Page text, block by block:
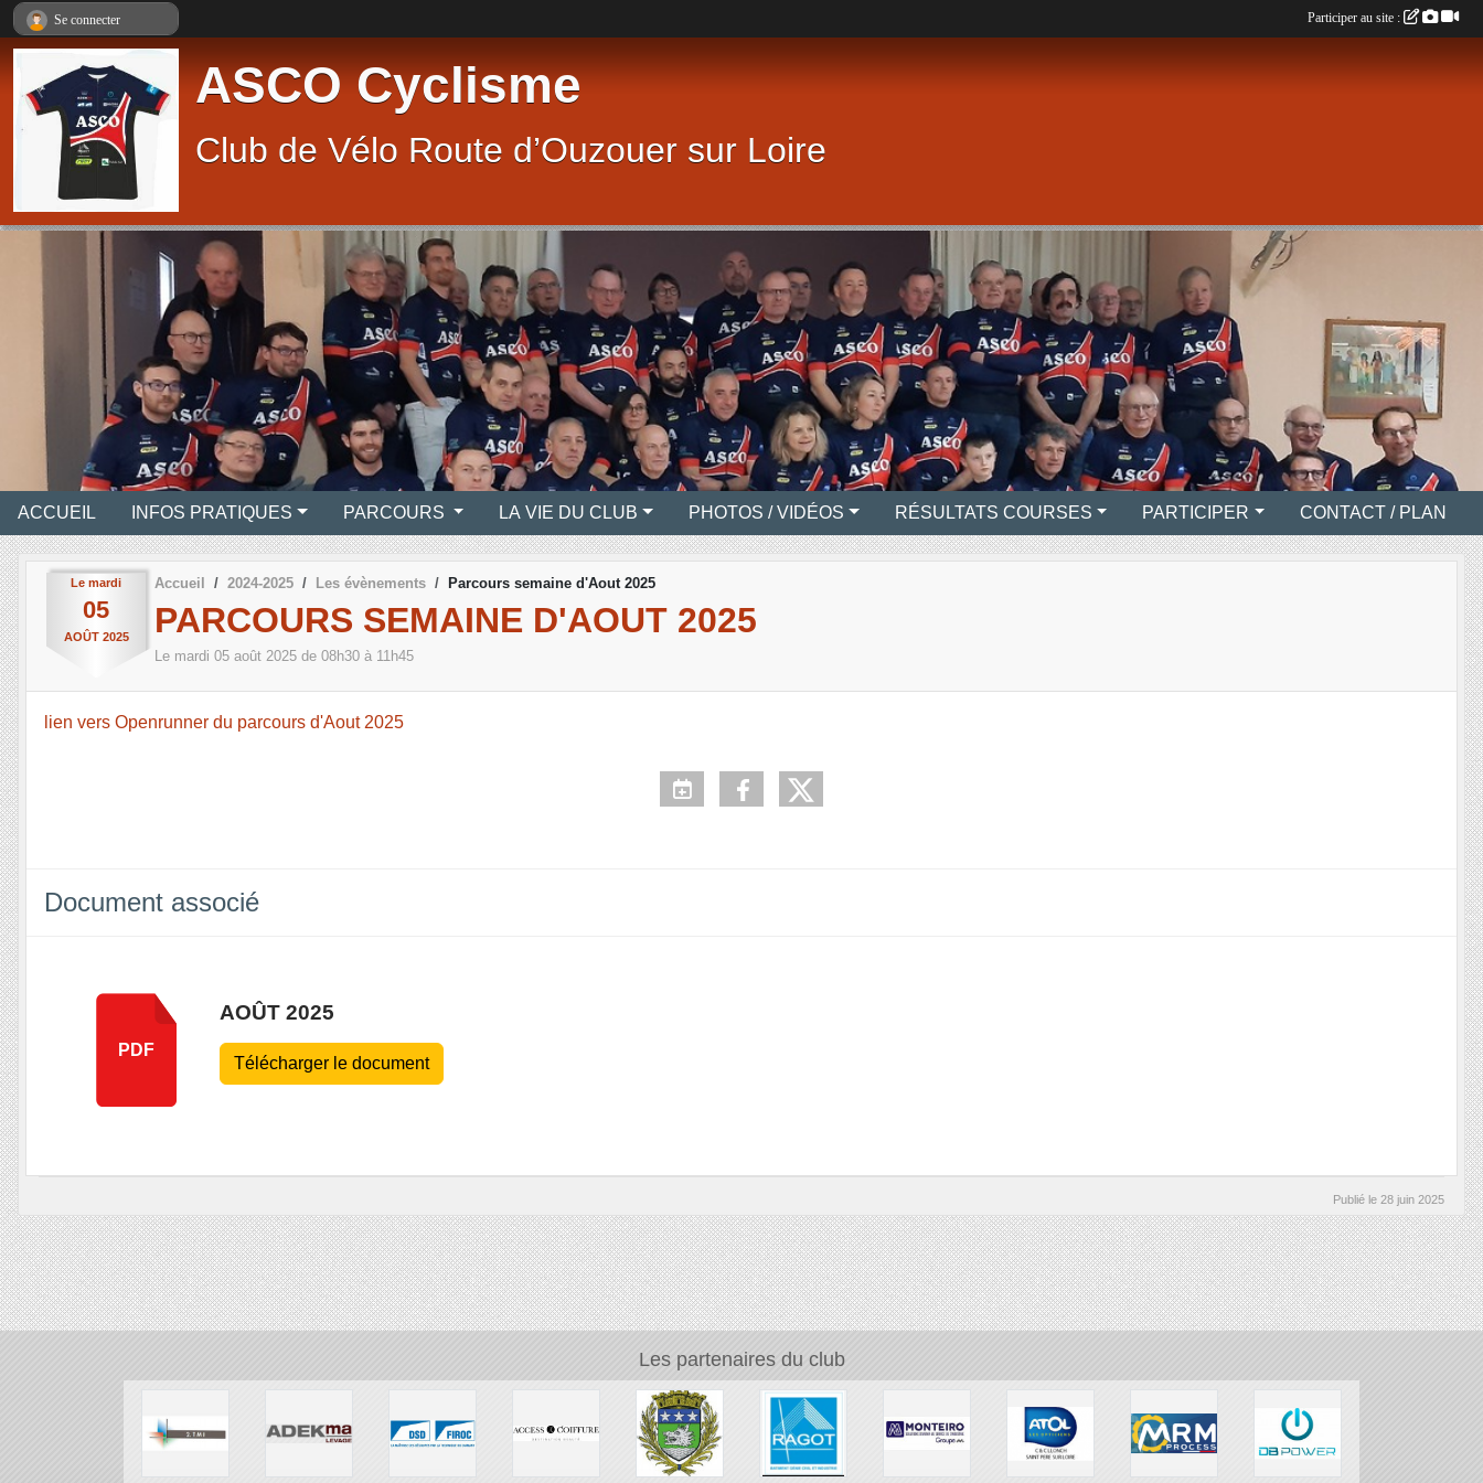
ASCO Cyclisme
Club de Vélo Route d’Ouzouer sur Loire
ACCUEIL INFOS PRATIQUES PARCOURS LA VIE DU CLUB PHOTOS / VIDÉOS RÉSULTATS COURSES PARTICIPER CONTACT / PLAN
Le mardi
05
AOÛT 2025
Accueil 2024-2025 Les évènements Parcours semaine d'Aout 2025
PARCOURS SEMAINE D'AOUT 2025
Le mardi 05 août 2025 de 08h30 à 11h45
lien vers Openrunner du parcours d'Aout 2025
Document associé
PDF
AOÛT 2025
Télécharger le document
Publié le 28 juin 2025
Les partenaires du club
Se connecter Participer au site :
Panneau de gestion des cookies